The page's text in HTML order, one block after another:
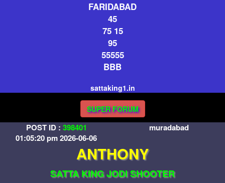
FARIDABAD
45
75 15
95
55555
BBB
sattaking1.in
SUPER FORUM
POST ID : 398401
01:05:20 pm 2026-06-06
muradabad
ANTHONY
SATTA KING JODI SHOOTER